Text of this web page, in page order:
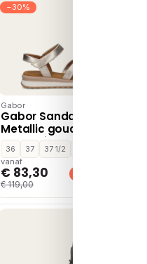
−30%
Gabor
Gabor Sandalen
Metallic goud
Synthetisch – Grijs
36 37 37 1/2
vanaf
€ 83,30
€ 119,00